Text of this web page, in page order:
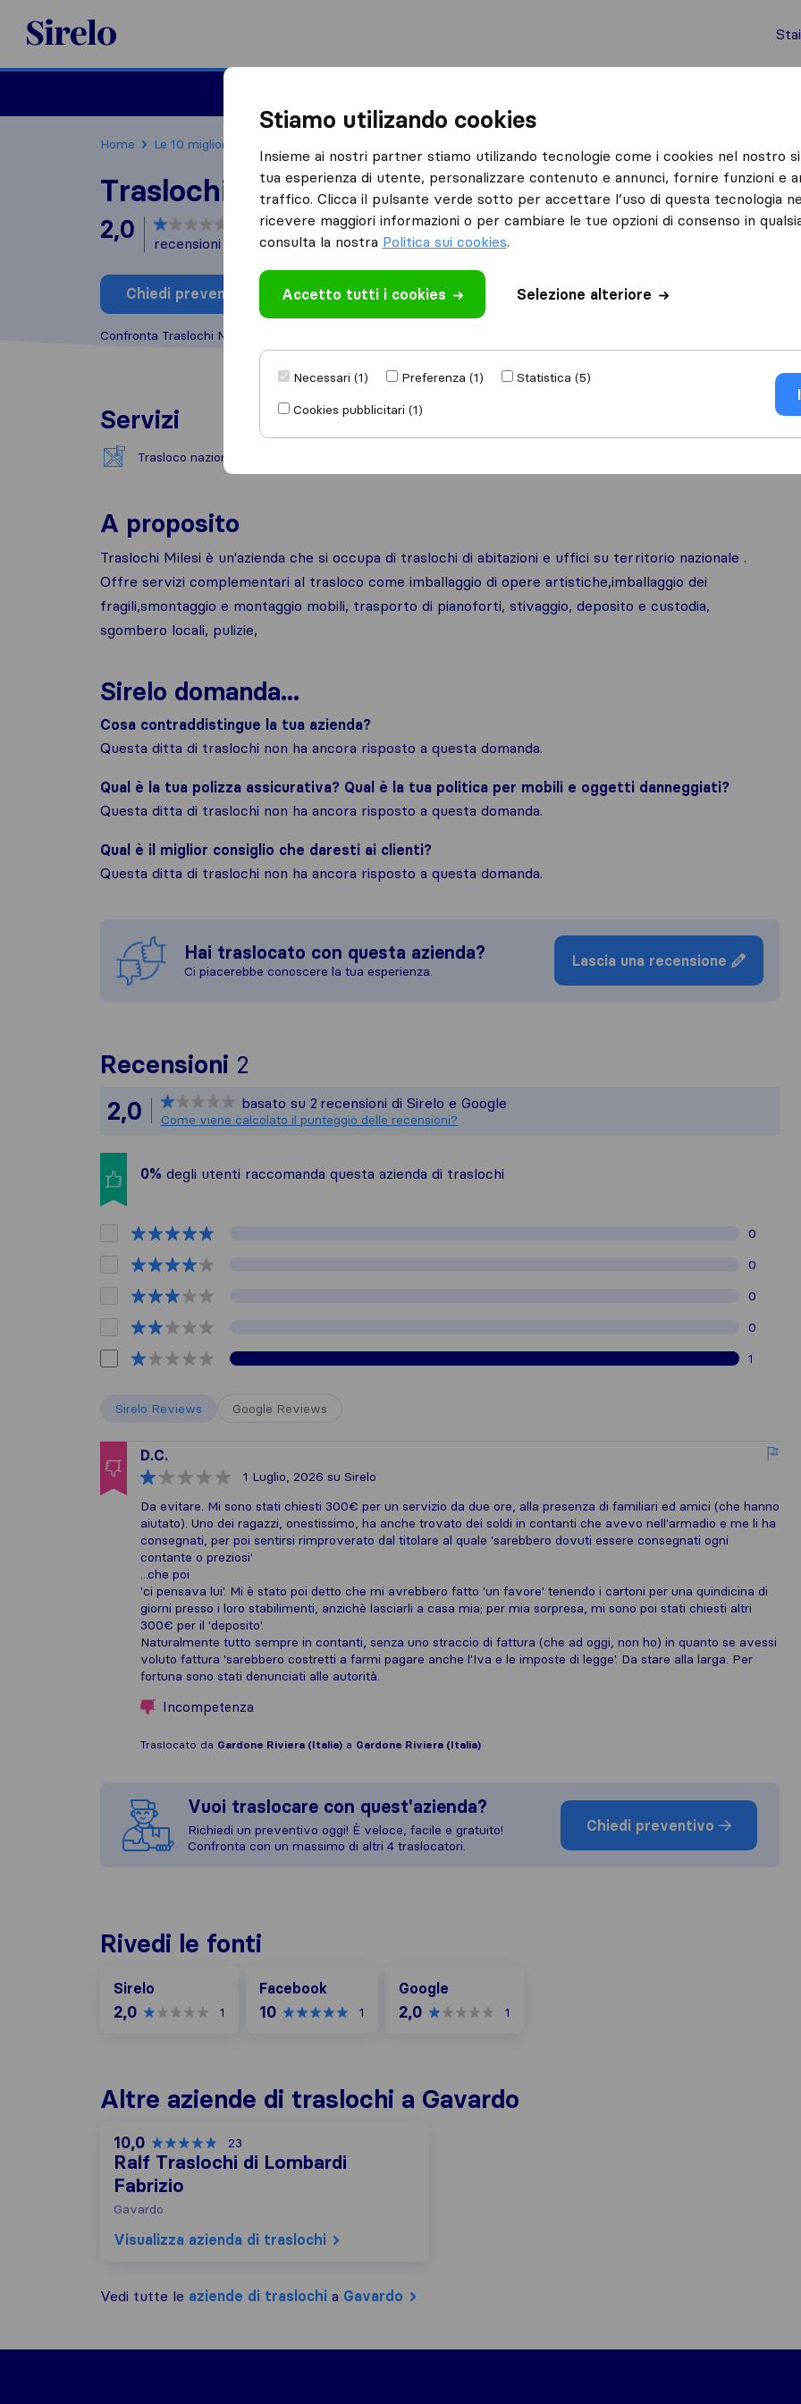
Sirelo.it
Home Le 10 migliori aziende di traslochi in Italia
Traslochi Milesi
2,0 basato su2
recensioni di Sirelo e Google
i
Chiedi preventivo Scrivi una recensione
Confronta Traslochi Milesi con altre
Cosa dicono i clienti
Incompetenza (1)
Servizi
Trasloco nazionale
A proposito
Traslochi Milesi è un'azienda che si occupa di traslochi di abitazioni e uffici su territorio nazionale .
Offre servizi complementari al trasloco come imballaggio di opere artistiche,imballaggio dei
fragili,smontaggio e montaggio mobili, trasporto di pianoforti, stivaggio, deposito e custodia,
sgombero locali, pulizie,
Sirelo domanda...
Cosa contraddistingue la tua azienda?
Questa ditta di traslochi non ha ancora risposto a questa domanda.
Qual è la tua polizza assicurativa? Qual è la tua politica per mobili e oggetti danneggiati?
Questa ditta di traslochi non ha ancora risposto a questa domanda.
Qual è il miglior consiglio che daresti ai clienti?
Questa ditta di traslochi non ha ancora risposto a questa domanda.
Hai traslocato con questa azienda?
Ci piacerebbe conoscere la tua esperienza.
Lascia una recensione
Recensioni 2
Tutte le recensioni raccolte su Sirelo sono
2,0 basato su 2 recensioni di Sirelo e Google
Come viene calcolato il punteggio delle recensioni?
0% degli utenti raccomanda questa azienda di traslochi
0
0
0
0
1
Sirelo Reviews Google Reviews
D.C.
1 Luglio, 2026 su Sirelo
Da evitare. Mi sono stati chiesti 300€ per un servizio da due ore, alla presenza di familiari ed amici (che hanno
aiutato). Uno dei ragazzi, onestissimo, ha anche trovato dei soldi in contanti che avevo nell'armadio e me li ha
consegnati, per poi sentirsi rimproverato dal titolare al quale 'sarebbero dovuti essere consegnati ogni
contante o preziosi'
...che poi
'ci pensava lui'. Mi è stato poi detto che mi avrebbero fatto 'un favore' tenendo i cartoni per una quindicina di
giorni presso i loro stabilimenti, anzichè lasciarli a casa mia; per mia sorpresa, mi sono poi stati chiesti altri
300€ per il 'deposito'.
Naturalmente tutto sempre in contanti, senza uno straccio di fattura (che ad oggi, non ho) in quanto se avessi
voluto fattura 'sarebbero costretti a farmi pagare anche l'Iva e le imposte di legge'. Da stare alla larga. Per
fortuna sono stati denunciati alle autorità.
Incompetenza
Traslocato da Gardone Riviera (Italia) a Gardone Riviera (Italia)
Vuoi traslocare con quest'azienda?
Richiedi un preventivo oggi! È veloce, facile e gratuito!
Confronta con un massimo di altri 4 traslocatori.
Chiedi preventivo
Rivedi le fonti
Sirelo
2,0 1
Facebook
10 1
Google
2,0 1
Altre aziende di traslochi a Gavardo
10,0 23
Ralf Traslochi di Lombardi
Fabrizio
Gavardo
Visualizza azienda di traslochi
Vedi tutte le aziende di traslochi a Gavardo
Stiamo utilizando cookies
Insieme ai nostri partner stiamo utilizando tecnologie come i cookies nel nostro
tua esperienza di utente, personalizzare contenuto e annunci, fornire funzioni e
traffico. Clicca il pulsante verde sotto per accettare l’uso di questa tecnologia
ricevere maggiori informazioni o per cambiare le tue opzioni di consenso in
consulta la nostra Politica sui cookies.
Accetto tutti i cookies Selezione alteriore
Necessari (1) Preferenza (1)
Statistica (5)
Cookies pubblicitari (1)